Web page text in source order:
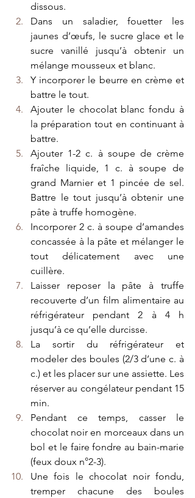
dissous.
Dans un saladier, fouetter les
jaunes d’œufs, le sucre glace et le
sucre vanillé jusqu’à obtenir un
mélange mousseux et blanc.
Y incorporer le beurre en crème et
battre le tout.
Ajouter le chocolat blanc fondu à
la préparation tout en continuant à
battre.
Ajouter 1-2 c. à soupe de crème
fraîche liquide, 1 c. à soupe de
grand Marnier et 1 pincée de sel.
Battre le tout jusqu’à obtenir une
pâte à truffe homogène.
Incorporer 2 c. à soupe d’amandes
concassée à la pâte et mélanger le
tout délicatement avec une
cuillère.
Laisser reposer la pâte à truffe
recouverte d’un film alimentaire au
réfrigérateur pendant 2 à 4 h
jusqu’à ce qu’elle durcisse.
La sortir du réfrigérateur et
modeler des boules (2/3 d’une c. à
c.) et les placer sur une assiette. Les
réserver au congélateur pendant 15
min.
Pendant ce temps, casser le
chocolat noir en morceaux dans un
bol et le faire fondre au bain-marie
(feux doux n°2-3).
Une fois le chocolat noir fondu,
tremper chacune des boules